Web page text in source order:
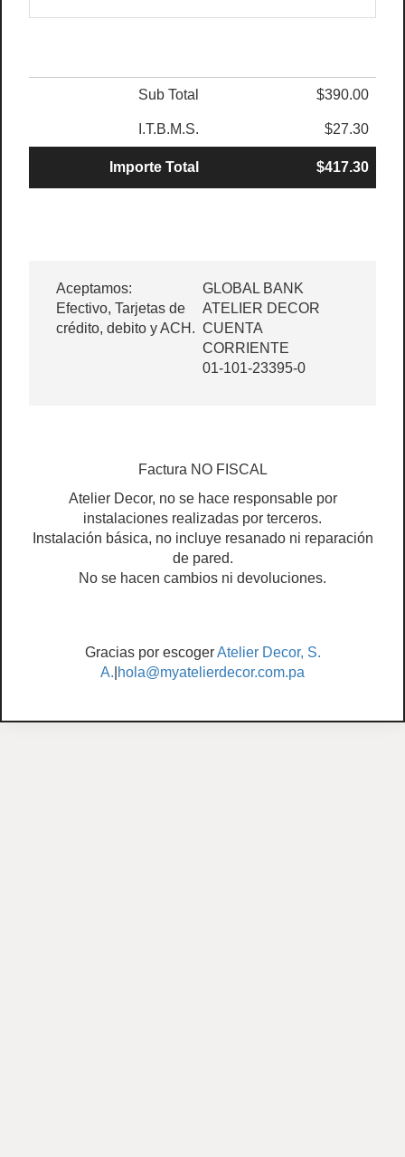
Sub Total $390.00
I.T.B.M.S. $27.30
Importe Total $417.30
Aceptamos:
Efectivo, Tarjetas de
crédito, debito y ACH.
GLOBAL BANK
ATELIER DECOR
CUENTA
CORRIENTE
01-101-23395-0
Factura NO FISCAL
Atelier Decor, no se hace responsable por
instalaciones realizadas por terceros.
Instalación básica, no incluye resanado ni reparación
de pared.
No se hacen cambios ni devoluciones.
Gracias por escogerAtelier Decor, S.
A. hola@myatelierdecor.com.pa